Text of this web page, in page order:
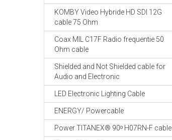
KOMBY Video Hybride HD SDI 12G
cable 75 Ohm
Coax MIL C17F Radio frequentie 50
Ohm cable
Shielded and Not Shielded cable for
Audio and Electronic
LED Electronic Lighting Cable
ENERGY/ Powercable
Power TITANEX® 90ᵒ H07RN-F cable